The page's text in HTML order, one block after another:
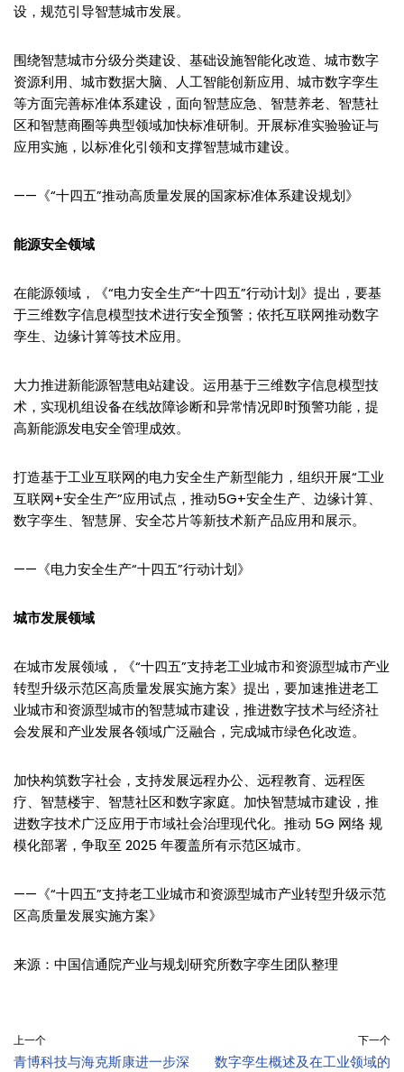
设，规范引导智慧城市发展。
围绕智慧城市分级分类建设、基础设施智能化改造、城市数字
资源利用、城市数据大脑、人工智能创新应用、城市数字孪生
等方面完善标准体系建设，面向智慧应急、智慧养老、智慧社
区和智慧商圈等典型领域加快标准研制。开展标准实验验证与
应用实施，以标准化引领和支撑智慧城市建设。
——《“十四五”推动高质量发展的国家标准体系建设规划》
能源安全领域
在能源领域，《“电力安全生产“十四五”行动计划》提出，要基
于三维数字信息模型技术进行安全预警；依托互联网推动数字
孪生、边缘计算等技术应用。
大力推进新能源智慧电站建设。运用基于三维数字信息模型技
术，实现机组设备在线故障诊断和异常情况即时预警功能，提
高新能源发电安全管理成效。
打造基于工业互联网的电力安全生产新型能力，组织开展“工业
互联网+安全生产”应用试点，推动5G+安全生产、边缘计算、
数字孪生、智慧屏、安全芯片等新技术新产品应用和展示。
——《电力安全生产“十四五”行动计划》
城市发展领域
在城市发展领域，《“十四五”支持老工业城市和资源型城市产业
转型升级示范区高质量发展实施方案》提出，要加速推进老工
业城市和资源型城市的智慧城市建设，推进数字技术与经济社
会发展和产业发展各领域广泛融合，完成城市绿色化改造。
加快构筑数字社会，支持发展远程办公、远程教育、远程医
疗、智慧楼宇、智慧社区和数字家庭。加快智慧城市建设，推
进数字技术广泛应用于市域社会治理现代化。推动 5G 网络 规
模化部署，争取至 2025 年覆盖所有示范区城市。
——《“十四五”支持老工业城市和资源型城市产业转型升级示范
区高质量发展实施方案》
来源：中国信通院产业与规划研究所数字孪生团队整理
上一个
青博科技与海克斯康进一步深
下一个
数字孪生概述及在工业领域的